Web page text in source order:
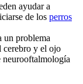
ayudar a
de los perros
un problema
cerebro y el ojo
neurooftalmología